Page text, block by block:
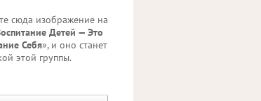
сюда изображение на
Детей — Это
Себя», и оно станет
этой группы.